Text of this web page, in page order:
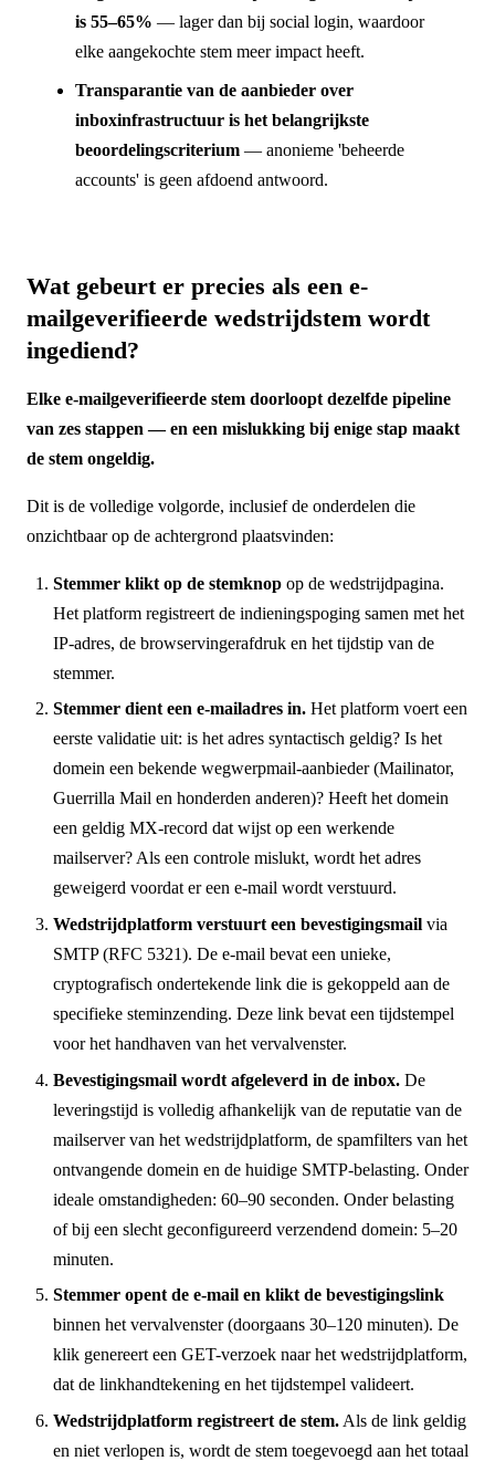
is 55–65% — lager dan bij social login, waardoor
elke aangekochte stem meer impact heeft.
Transparantie van de aanbieder over
inboxinfrastructuur is het belangrijkste
beoordelingscriterium — anonieme 'beheerde
accounts' is geen afdoend antwoord.
Wat gebeurt er precies als een e-
mailgeverifieerde wedstrijdstem wordt
ingediend?
Elke e-mailgeverifieerde stem doorloopt dezelfde pipeline
van zes stappen — en een mislukking bij enige stap maakt
de stem ongeldig.
Dit is de volledige volgorde, inclusief de onderdelen die
onzichtbaar op de achtergrond plaatsvinden:
Stemmer klikt op de stemknop op de wedstrijdpagina.
Het platform registreert de indieningspoging samen met het
IP-adres, de browservingerafdruk en het tijdstip van de
stemmer.
Stemmer dient een e-mailadres in. Het platform voert een
eerste validatie uit: is het adres syntactisch geldig? Is het
domein een bekende wegwerpmail-aanbieder (Mailinator,
Guerrilla Mail en honderden anderen)? Heeft het domein
een geldig MX-record dat wijst op een werkende
mailserver? Als een controle mislukt, wordt het adres
geweigerd voordat er een e-mail wordt verstuurd.
Wedstrijdplatform verstuurt een bevestigingsmail via
SMTP (RFC 5321). De e-mail bevat een unieke,
cryptografisch ondertekende link die is gekoppeld aan de
specifieke steminzending. Deze link bevat een tijdstempel
voor het handhaven van het vervalvenster.
Bevestigingsmail wordt afgeleverd in de inbox. De
leveringstijd is volledig afhankelijk van de reputatie van de
mailserver van het wedstrijdplatform, de spamfilters van het
ontvangende domein en de huidige SMTP-belasting. Onder
ideale omstandigheden: 60–90 seconden. Onder belasting
of bij een slecht geconfigureerd verzendend domein: 5–20
minuten.
Stemmer opent de e-mail en klikt de bevestigingslink
binnen het vervalvenster (doorgaans 30–120 minuten). De
klik genereert een GET-verzoek naar het wedstrijdplatform,
dat de linkhandtekening en het tijdstempel valideert.
Wedstrijdplatform registreert de stem. Als de link geldig
en niet verlopen is, wordt de stem toegevoegd aan het totaal